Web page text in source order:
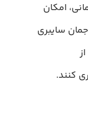
امکان
سایبری
کنند.